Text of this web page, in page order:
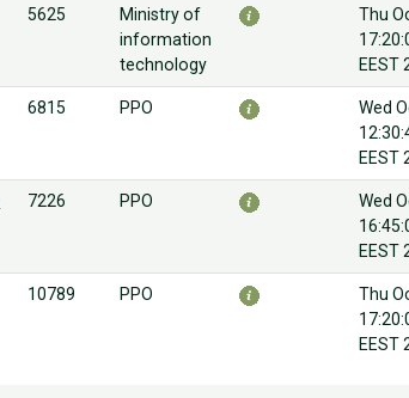
5625
Ministry of
information
technology
Thu
EEST
6815 PPO
Wed
EEST
7226 PPO
Wed
EEST
10789 PPO
Thu
EEST